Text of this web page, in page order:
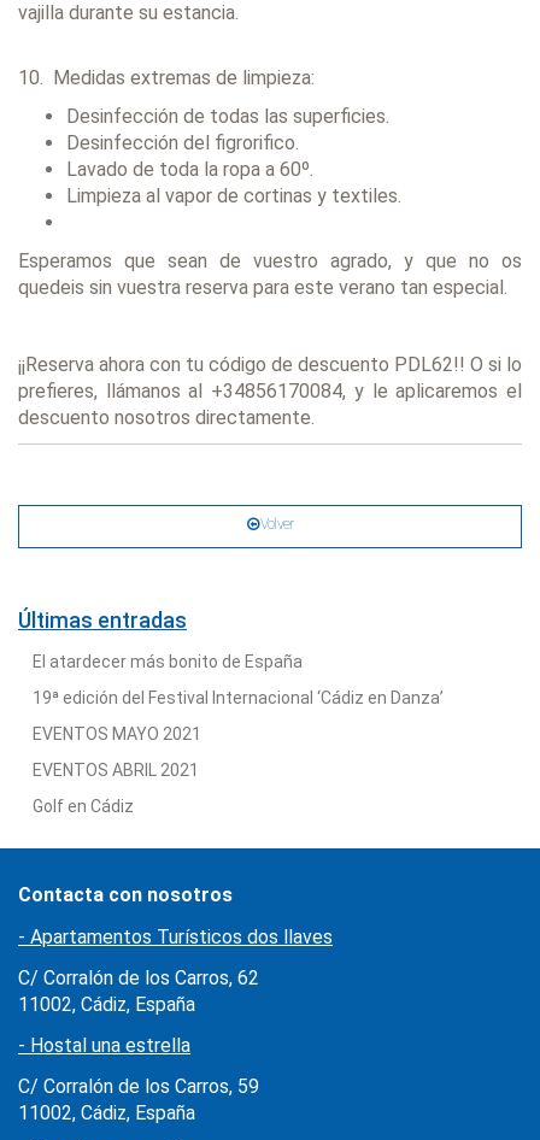
vajilla durante su estancia.
10. Medidas extremas de limpieza:
Desinfección de todas las superficies.
Desinfección del figrorifico.
Lavado de toda la ropa a 60º.
Limpieza al vapor de cortinas y textiles.
Esperamos que sean de vuestro agrado, y que no os
quedeis sin vuestra reserva para este verano tan especial.
¡¡Reserva ahora con tu código de descuento PDL62!! O si lo
prefieres, llámanos al +34856170084, y le aplicaremos el
descuento nosotros directamente.
Volver
Últimas entradas
El atardecer más bonito de España
19ª edición del Festival Internacional ‘Cádiz en Danza’
EVENTOS MAYO 2021
EVENTOS ABRIL 2021
Golf en Cádiz
Contacta con nosotros
- Apartamentos Turísticos dos llaves
C/ Corralón de los Carros, 62
11002, Cádiz, España
- Hostal una estrella
C/ Corralón de los Carros, 59
11002, Cádiz, España